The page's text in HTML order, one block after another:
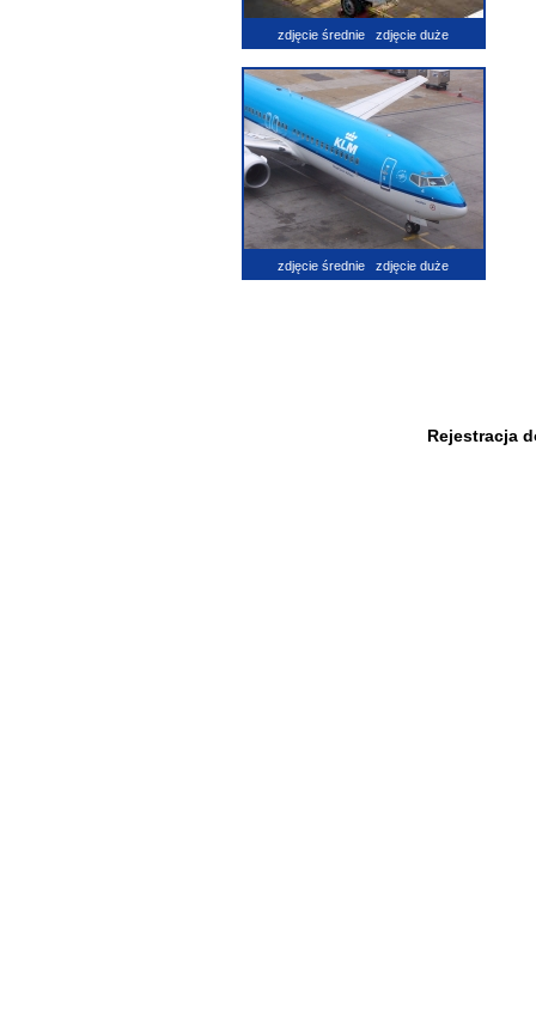
zdjęcie średnie zdjęcie duże
zdjęcie średnie zdjęcie duże
Rejestracja